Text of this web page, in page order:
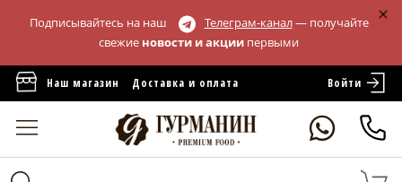
Подписывайтесь на наш Телеграм-канал— получайте
свежие новости и акции первыми
Наш магазин Доставка и оплата Войти